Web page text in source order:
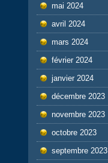
mai 2024
avril 2024
mars 2024
février 2024
janvier 2024
décembre 2023
novembre 2023
octobre 2023
septembre 2023